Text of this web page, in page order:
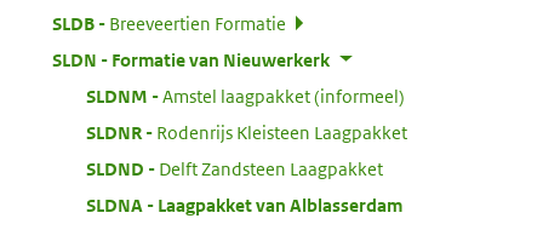
SLDB:
Breeveertien Formatie
SLDN
Formatie van Nieuwerkerk
SLDNM
Amstel laagpakket (informeel)
SLDNR:
Rodenrijs Kleisteen Laagpakket
SLDND
Delft Zandsteen Laagpakket
SLDNA
Laagpakket van Alblasserdam